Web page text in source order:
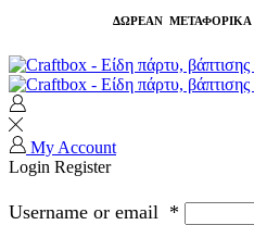
ΔΩΡΕΑΝ ΜΕΤΑΦΟΡΙΚΑ
My Account
Login Register
Username or email *